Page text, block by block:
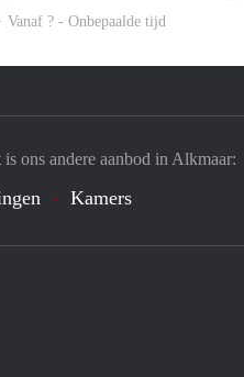
Vanaf ? - Onbepaalde tijd
ons andere aanbod in Alkmaar:
Kamers